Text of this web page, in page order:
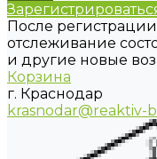
После
отслеживание
и другие новые
Корзина
г. Краснодар
krasnodar@reaktiv-